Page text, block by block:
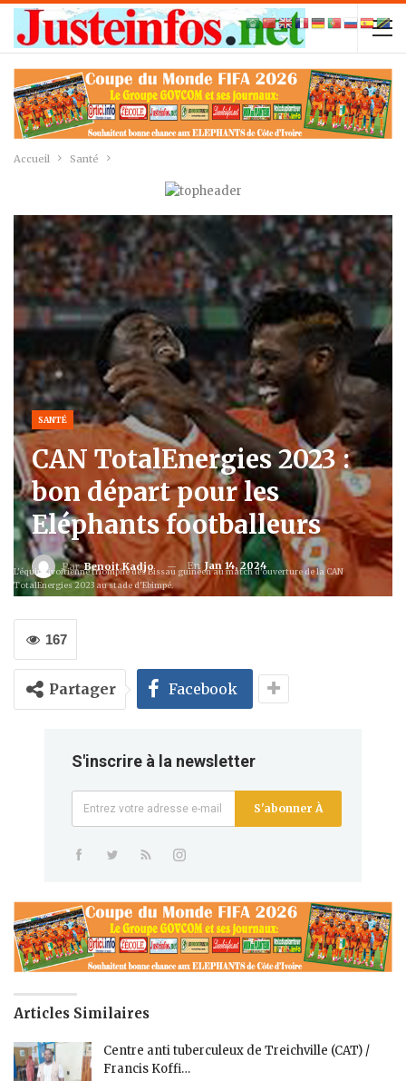
Accueil Santé
SANTÉ
CAN TotalEnergies 2023 :
bon départ pour les
Eléphants footballeurs
ParBenoit Kadjo En Jan 14, 2024
L'équipe ivoirienne triomphe des Bissau guinéen au match d'ouverture de la CAN
TotalEnergies 2023 au stade d'Ebimpé.
167
Partager Facebook
S'inscrire à la newsletter
S'abonner À
Articles Similaires
Centre anti tuberculeux de Treichville (CAT) /
Francis Koffi…